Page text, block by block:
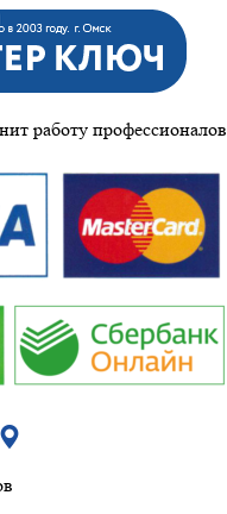
работу профессионалов